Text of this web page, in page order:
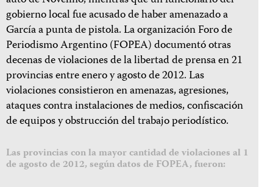
gobierno local fue acusado de haber amenazado a
García a punta de pistola. La organización Foro de
Periodismo Argentino (FOPEA) documentó otras
decenas de violaciones de la libertad de prensa en 21
provincias entre enero y agosto de 2012. Las
violaciones consistieron en amenazas, agresiones,
ataques contra instalaciones de medios, confiscación
de equipos y obstrucción del trabajo periodístico.
Las provincias con la mayor cantidad de violaciones al 1
de agosto de 2012, según datos de FOPEA, fueron: